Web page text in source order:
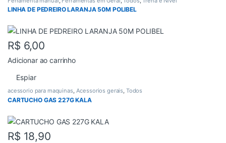
LINHA DE PEDREIRO LARANJA 50M POLIBEL
R$ 6,00
Adicionar ao carrinho
Espiar
acessorio para maquinas, Acessorios gerais, Todos
CARTUCHO GAS 227G KALA
R$ 18,90